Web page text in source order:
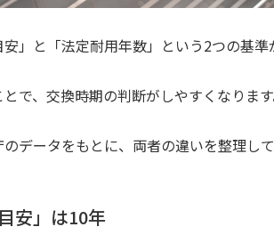
」と「法定耐用年数」という2つの基準
で、交換時期の判断がしやすくなります
データをもとに、両者の違いを整理して
安」は10年